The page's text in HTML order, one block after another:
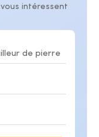
intéressent